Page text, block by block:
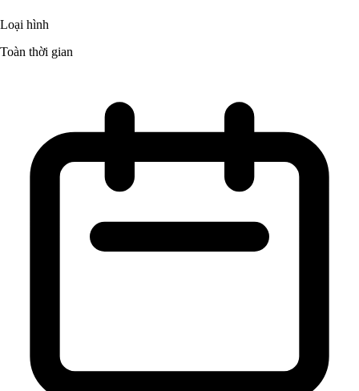
Loại hình
Toàn thời gian